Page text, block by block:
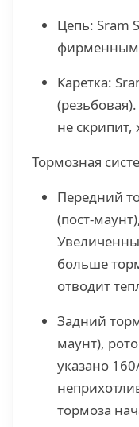
Цепь: Sram
Каретка:
не скрипит,
Тормозная
Передний
(пост-
больше
отводит
Задний
маунт),
указано
тормоза